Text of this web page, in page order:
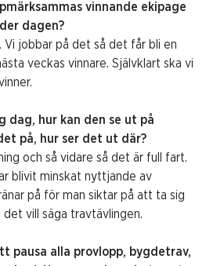
vinnande ekipage
dagen?
Vi jobbar på det så det får bli en
veckas vinnare. Självklart ska vi
dag, hur kan den se ut på
på, hur ser det ut där?
och så vidare så det är full fart.
blivit minskat nyttjande av
på för man siktar på att ta sig
vill säga travtävlingen.
pausa alla provlopp, bygdetrav,